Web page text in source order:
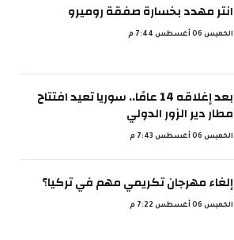
انتر مهدد بخسارة صفقة روميرو
الخميس 06 أغسطس 7:44 م
بعد إغلاقه 14 عامًا.. سوريا تعيد افتتاح
مطار دير الزور الدولي
الخميس 06 أغسطس 7:43 م
إلغاء مهرجان تكريمي مهم في تركيا؟
الخميس 06 أغسطس 7:22 م